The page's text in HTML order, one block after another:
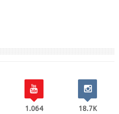
1.064
Subscribes
18.7K
Followers